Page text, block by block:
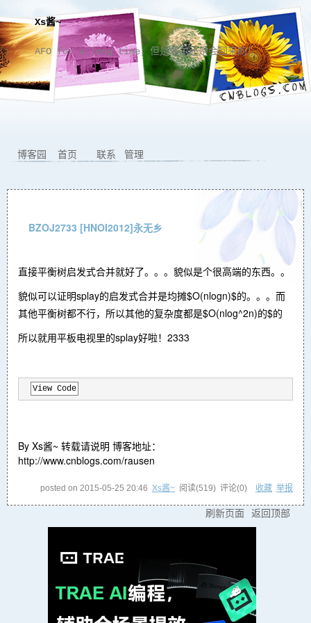
Xs酱~
AFO for a long time，但是偶尔还是会回来的！
博客园 首页 联系 管理
BZOJ2733 [HNOI2012]永无乡
直接平衡树启发式合并就好了。。。貌似是个很高端的东西。。
貌似可以证明splay的启发式合并是均摊$O(nlogn)$的。。。而
其他平衡树都不行，所以其他的复杂度都是$O(nlog^2n)的$的
所以就用平板电视里的splay好啦！2333
View Code
By Xs酱~ 转载请说明 博客地址：
http://www.cnblogs.com/rausen
posted on 2015-05-25 20:46 Xs酱~ 阅读(519) 评论(0) 收藏 举报
刷新页面 返回顶部